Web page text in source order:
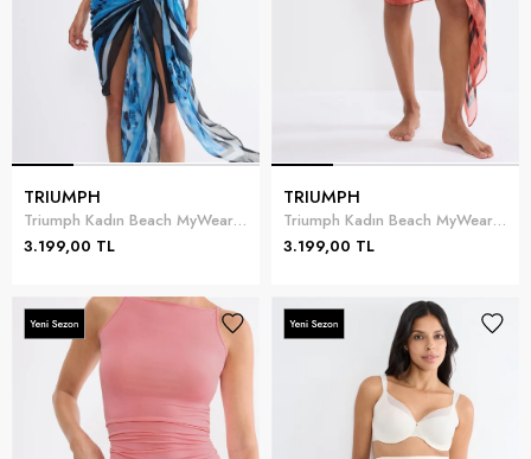
TRIUMPH
Triumph Kadın Beach MyWear Pareo Pareo Mavi
3.199,00 TL
TRIUMPH
Triumph Kadın Beach MyWear Pareo Pareo
3.199,00 TL